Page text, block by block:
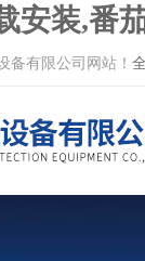
安装,番
有限公司网站！